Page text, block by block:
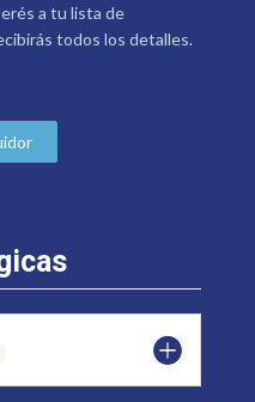
a tu lista de
todos los detalles.